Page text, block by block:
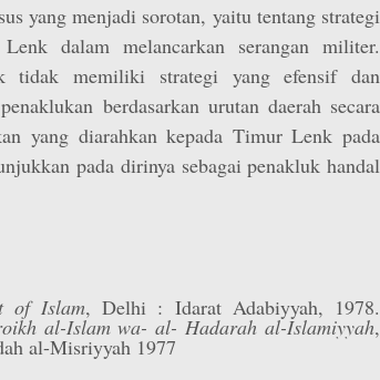
yang menjadi sorotan, yaitu tentang strategi
dalam melancarkan serangan militer.
tidak memiliki strategi yang efensif dan
berdasarkan urutan daerah secara
yang diarahkan kepada Timur Lenk pada
pada dirinya sebagai penakluk handal
of Islam, Delhi : Idarat Adabiyyah, 1978.
al-Islam wa- al- Hadarah al-Islamiyyah,
al-Misriyyah 1977